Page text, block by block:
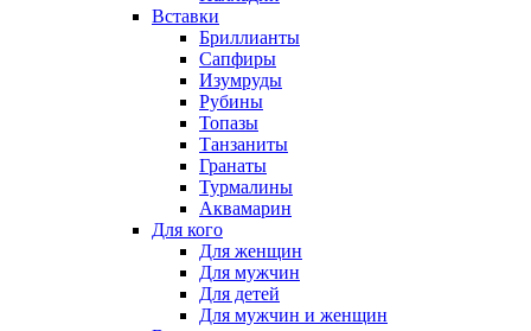
Вставки
Бриллианты
Сапфиры
Изумруды
Рубины
Топазы
Танзаниты
Гранаты
Турмалины
Аквамарин
Для кого
Для женщин
Для мужчин
Для детей
Для мужчин и женщин